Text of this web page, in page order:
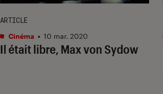
Il était libre, Max von Sydow
ARTICLE
Cinéma • 10 mar. 2020